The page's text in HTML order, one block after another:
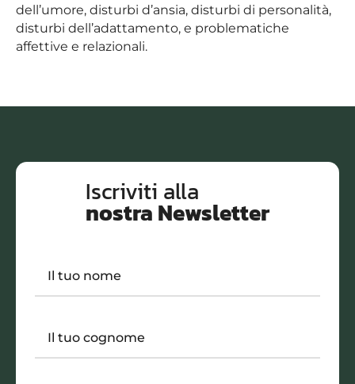
dell’umore, disturbi d’ansia, disturbi di personalità,
disturbi dell’adattamento, e problematiche
affettive e relazionali.
Iscriviti alla
nostra Newsletter
Il tuo nome
Il tuo cognome